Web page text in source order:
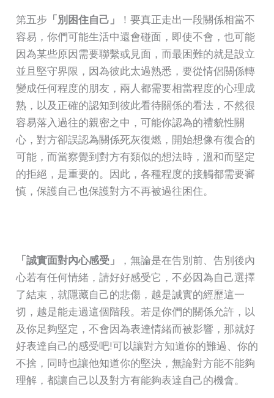
第五步「別困住自己」
！要真正走出一段關係相當不
容易，你們可能生活中還會碰面，即使不會，也可能
因為某些原因需要聯繫或見面，而最困難的就是設立
並且堅守界限，因為彼此太過熟悉，要從情侶關係轉
變成任何程度的朋友，兩人都需要相當程度的心理成
熟，以及正確的認知到彼此看待關係的看法，不然很
容易落入過往的親密之中，可能你認為的禮貌性關
心，對方卻誤認為關係死灰復燃，開始想像有復合的
可能，而當察覺到對方有類似的想法時，溫和而堅定
的拒絕，是重要的。因此，各種程度的接觸都需要審
慎，保護自己也保護對方不再被過往困住。
「誠實面對內心感受」
，無論是在告別前、告別後內
心若有任何情緒，請好好感受它，不必因為自己選擇
了結束，就隱藏自己的悲傷，越是誠實的經歷這一
切，越是能走過這個階段。若是你們的關係允許，以
及你足夠堅定，不會因為表達情緒而被影響，那就好
好表達自己的感受吧!可以讓對方知道你的難過、你的
不捨，同時也讓他知道你的堅決，無論對方能不能夠
理解，都讓自己以及對方有能夠表達自己的機會。